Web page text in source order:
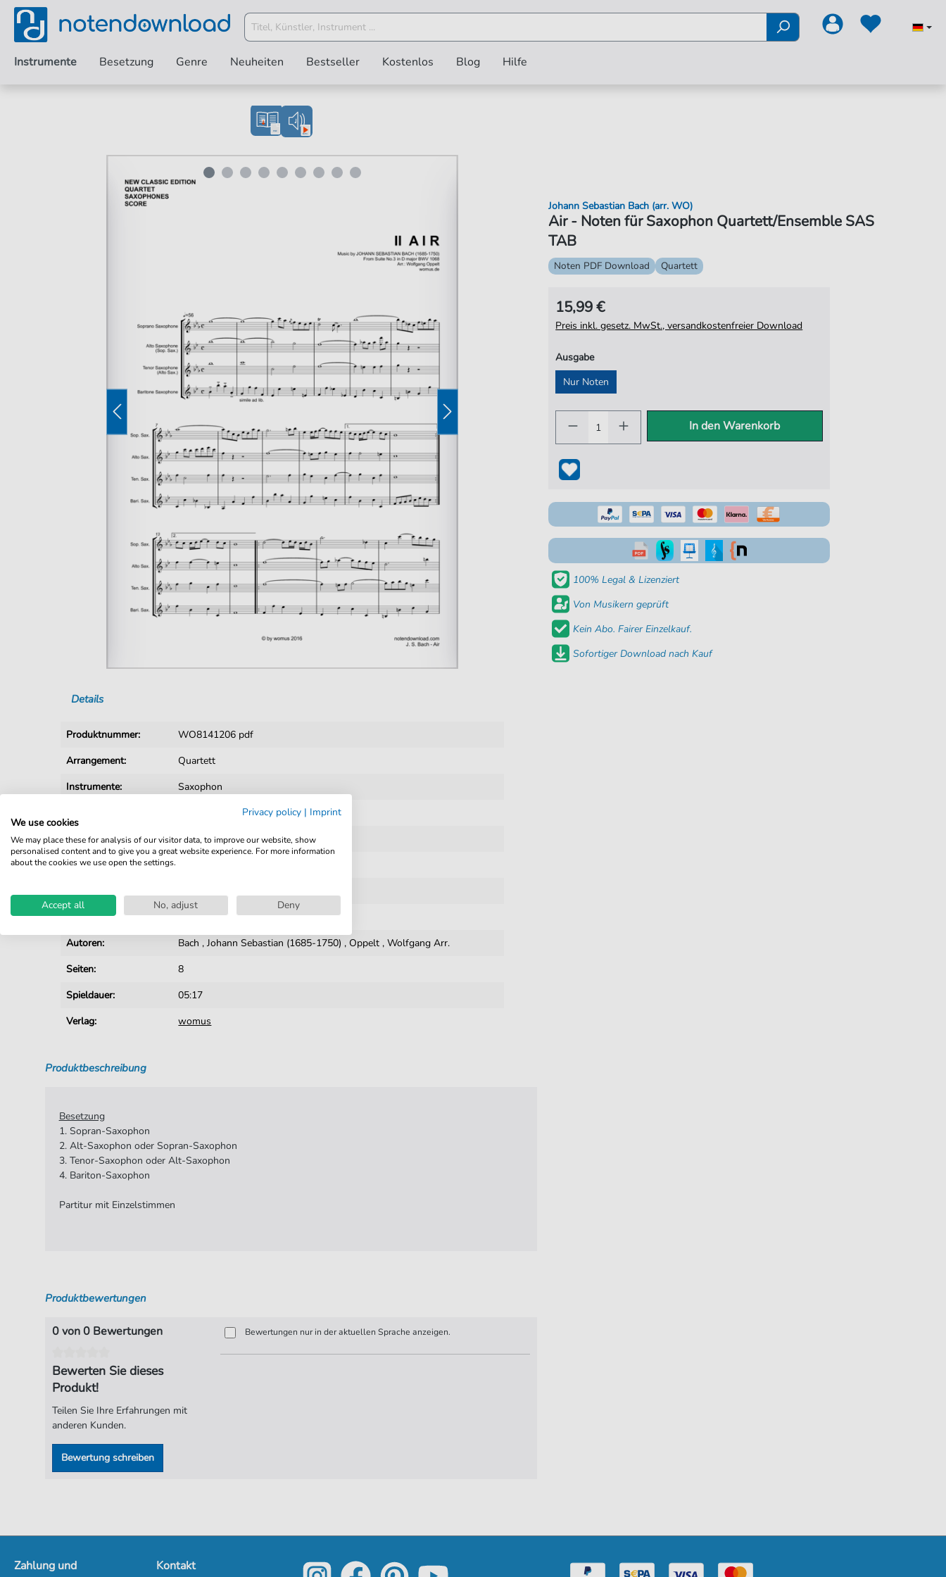
Instrumente Besetzung Genre Neuheiten Bestseller Kostenlos Blog Hilfe
Details
Produktnummer:
WO8141206 pdf
Arrangement:
Quartett
Instrumente:
Saxophon
Klassik Lounge
Quartett:
Holzbläserquartett
Holzbläserquartett:
Tonart:
Des-Dur
Autoren:
Bach ,Johann Sebastian (1685-1750) ,Oppelt ,Wolfgang Arr.
Seiten:
8
Spieldauer:
05:17
Verlag:
womus
Air - Noten für Saxophon Quartett/Ensemble SAS
TAB
Johann Sebastian Bach (arr. WO)
Noten PDF Download Quartett
15,99 €
Preis inkl. gesetz. MwSt., versandkostenfreier Download
Ausgabe
Nur Noten
In den Warenkorb
100% Legal & Lizenziert
Von Musikern geprüft
Kein Abo. Fairer Einzelkauf.
Sofortiger Download nach Kauf
Produktbeschreibung
Besetzung
1. Sopran-Saxophon
2. Alt-Saxophon oder Sopran-Saxophon
3. Tenor-Saxophon oder Alt-Saxophon
4. Bariton-Saxophon
Partitur mit Einzelstimmen
Produktbewertungen
0 von 0 Bewertungen
Bewerten Sie dieses
Produkt!
Teilen Sie Ihre Erfahrungen mit
anderen Kunden.
Bewertung schreiben
Bewertungen nur in der aktuellen Sprache anzeigen.
Zahlung und
Kontakt
Privacy policy | Imprint
We use cookies
We may place these for analysis of our visitor data, to improve our website, show
personalised content and to give you a great website experience. For more information
about the cookies we use open the settings.
Accept all No, adjust Deny